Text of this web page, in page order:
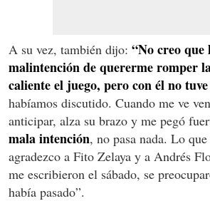
A su vez, también dijo: “No creo que
malintención de quererme romper
caliente el juego, pero con él no
habíamos discutido. Cuando me ve
anticipar, alza su brazo y me pegó
mala intención, no pasa nada. Lo
agradezco a Fito Zelaya y a Andrés
me escribieron el sábado, se
había pasado”.